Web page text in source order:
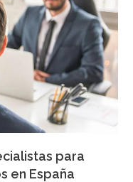
para
en España